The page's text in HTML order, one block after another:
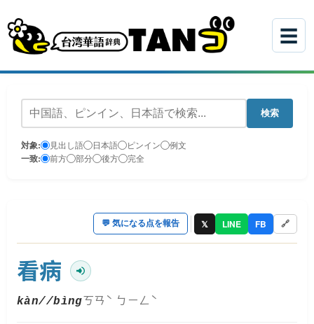
☰
検索
対象: 見出し語 日本語 ピンイン 例文
一致: 前方 部分 後方 完全
💬 気になる点を報告 𝕏 LINE FB 🔗
看病
kàn//bìngㄎㄢˋ ㄅㄧㄥˋ